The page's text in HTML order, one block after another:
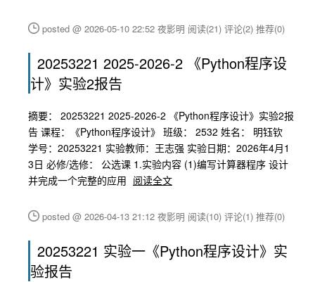
posted @ 2026-05-10 22:52 夜影明 阅读(21) 评论(2) 推荐(0)
20253221 2025-2026-2 《Python程序设
计》实验2报告
摘要： 20253221 2025-2026-2 《Python程序设计》实验2报
告 课程：《Python程序设计》 班级： 2532 姓名： 明钰钦
学号：20253221 实验教师：王志强 实验日期：2026年4月1
3日 必修/选修： 公选课 1.实验内容 (1)编写计算器程序 设计
并完成一个完整的应用 阅读全文
posted @ 2026-04-13 21:12 夜影明 阅读(10) 评论(1) 推荐(0)
20253221 实验一《Python程序设计》实
验报告